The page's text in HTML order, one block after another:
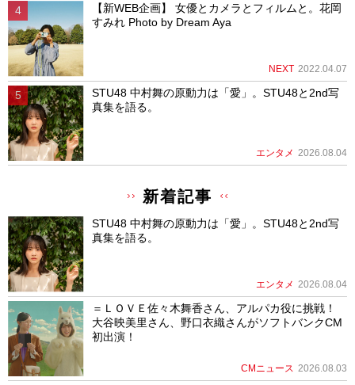
【新WEB企画】 女優とカメラとフィルムと。花岡
すみれ Photo by Dream Aya
NEXT 2022.04.07
STU48 中村舞の原動力は「愛」。STU48と2nd写
真集を語る。
エンタメ 2026.08.04
新着記事
STU48 中村舞の原動力は「愛」。STU48と2nd写
真集を語る。
エンタメ 2026.08.04
＝ＬＯＶＥ佐々木舞香さん、アルパカ役に挑戦！
大谷映美里さん、野口衣織さんがソフトバンクCM
初出演！
CMニュース 2026.08.03